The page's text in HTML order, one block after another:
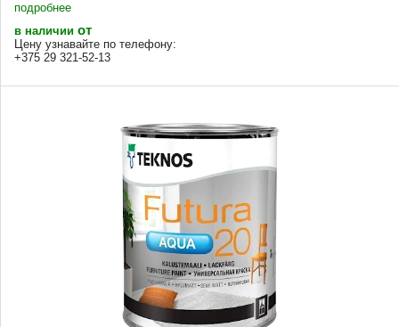
подробнее
в наличии от
Цену узнавайте по телефону:
+375 29 321-52-13